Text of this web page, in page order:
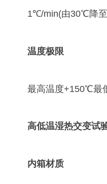
1℃/min(由30℃降至-
温度极限
最高温度+150℃最
高低温湿热交变试
内箱材质